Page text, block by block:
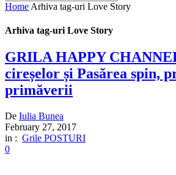
Home Arhiva tag-uri Love Story
Arhiva tag-uri Love Story
GRILA HAPPY
cireșelor și Pasărea spin,
primăverii
De Iulia Bunea
February 27, 2017
in : Grile POSTURI
0